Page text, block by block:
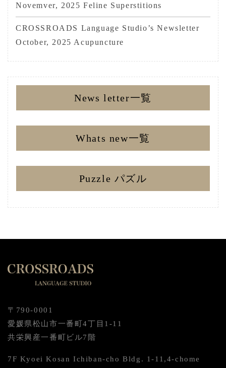
Novemver, 2025 Feline Superstitions
CROSSROADS Language Studio’s Newsletter
October, 2025 Acupuncture
News letter一覧
Whats new一覧
Puzzle パズル
〒790-0001
愛媛県松山市一番町4丁目1-11
共栄興産一番町ビル7階
7F Kyoei Kosan Ichiban-cho Bldg. 1-11,4-chome